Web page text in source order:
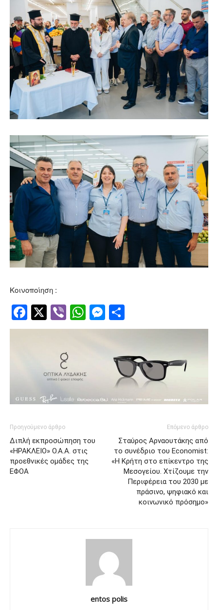
Κοινοποίηση :
Facebook
Twitter
ViberWhatsApp
Messenger
Προηγούμενο άρθρο
Διπλή εκπροσώπηση του
«ΗΡΑΚΛΕΙΟ» Ο.Α.Α. στις
προεθνικές ομάδες της
ΕΦΟΑ
Επόμενο άρθρο
Σταύρος Αρναουτάκης από
το συνέδριο του Economist:
«Η Κρήτη στο επίκεντρο της
Μεσογείου. Χτίζουμε την
Περιφέρεια του 2030 με
πράσινο, ψηφιακό και
κοινωνικό πρόσημο»
entos polis